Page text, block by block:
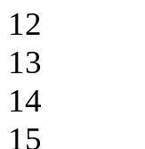
12
13
14
15